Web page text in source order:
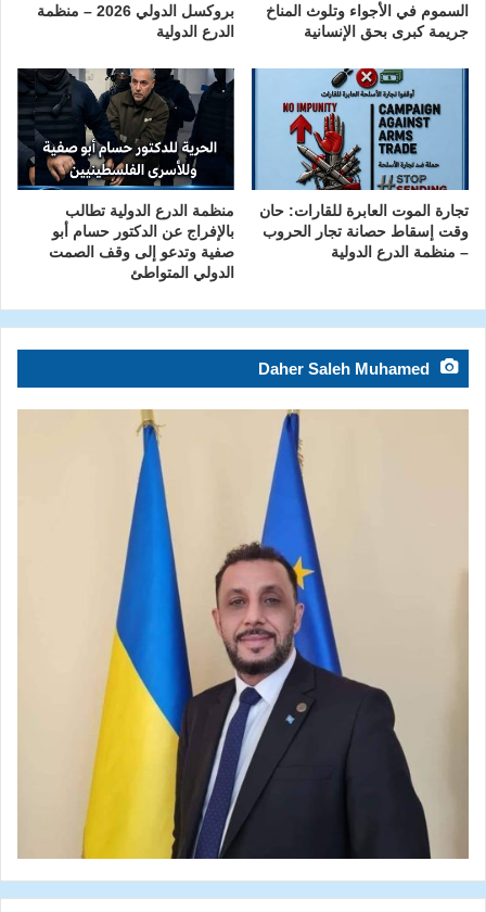
السموم في الأجواء وتلوث المناخ
جريمة كبرى بحق الإنسانية
بروكسل الدولي 2026 – منظمة
الدرع الدولية
تجارة الموت العابرة للقارات: حان
وقت إسقاط حصانة تجار الحروب
– منظمة الدرع الدولية
منظمة الدرع الدولية تطالب
بالإفراج عن الدكتور حسام أبو
صفية وتدعو إلى وقف الصمت
الدولي المتواطئ
Daher Saleh Muhamed